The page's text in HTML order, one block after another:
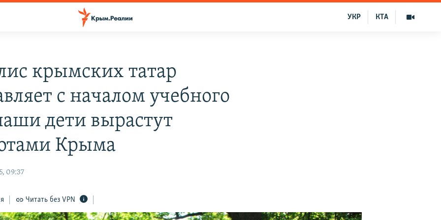
КТА
УКР
крымских татар
с началом учебного
дети вырастут
Крыма
09:37
Читать без VPN